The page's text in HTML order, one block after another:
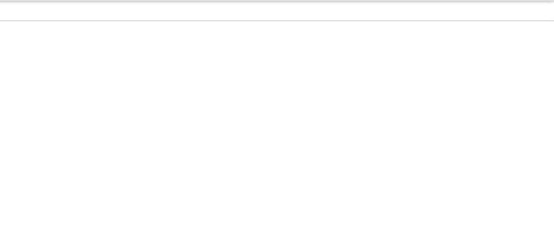
de Saint-Jacques-sur-Darnétal.